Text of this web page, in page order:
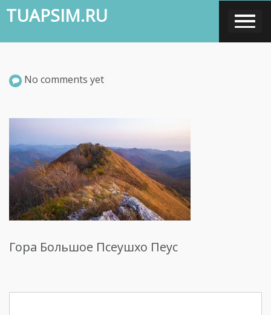
Skip
to
content
TUAPSIM.RU
No comments yet
Гора Большое Псеушхо Пеус
Навигация